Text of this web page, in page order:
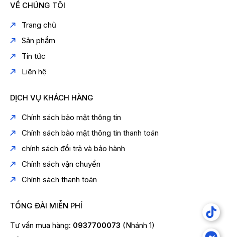
VỀ CHÚNG TÔI
Trang chủ
Sản phẩm
Tin tức
Liên hệ
DỊCH VỤ KHÁCH HÀNG
Chính sách bảo mật thông tin
Chính sách bảo mật thông tin thanh toán
chính sách đổi trả và bảo hành
Chính sách vận chuyển
Chính sách thanh toán
TỔNG ĐÀI MIỄN PHÍ
Tư vấn mua hàng: 0937700073 (Nhánh 1)